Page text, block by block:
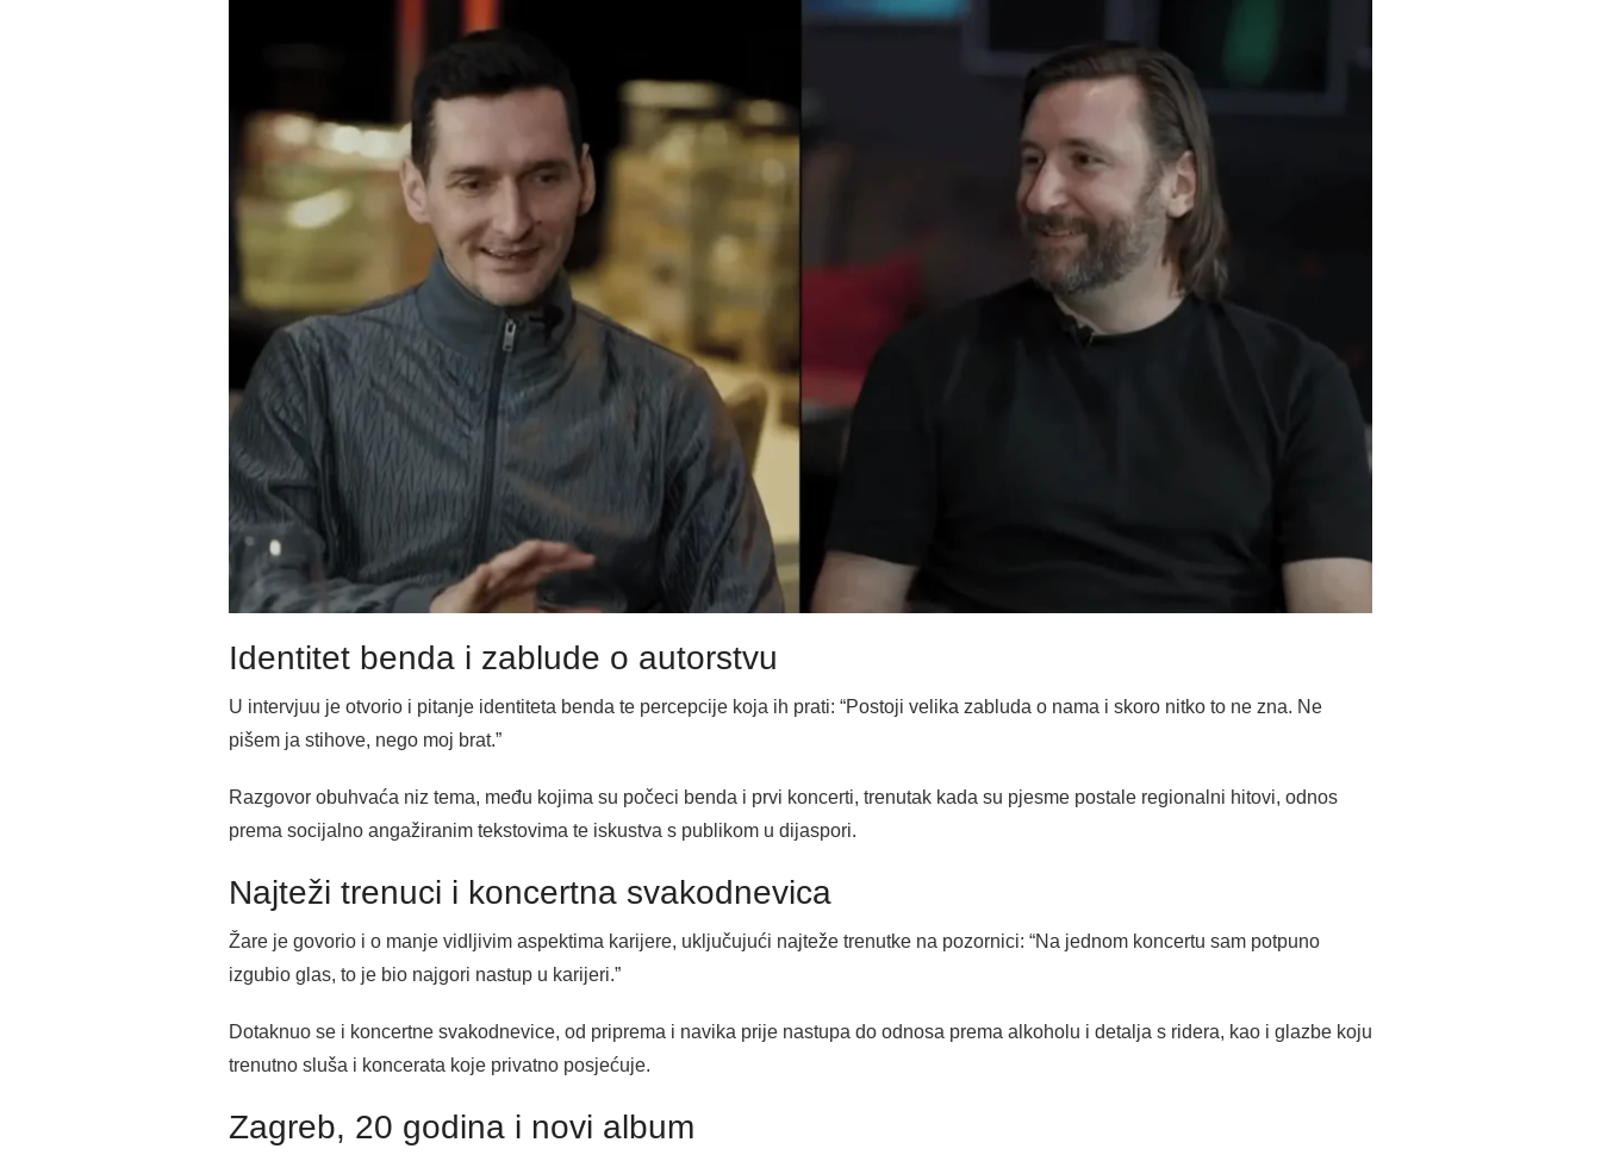
Identitet benda i zablude o autorstvu
U intervjuu je otvorio i pitanje identiteta benda te percepcije koja ih prati: “Postoji velika zabluda o nama i skoro nitko to ne zna. Ne
pišem ja stihove, nego moj brat.”
Razgovor obuhvaća niz tema, među kojima su počeci benda i prvi koncerti, trenutak kada su pjesme postale regionalni hitovi, odnos
prema socijalno angažiranim tekstovima te iskustva s publikom u dijaspori.
Najteži trenuci i koncertna svakodnevica
Žare je govorio i o manje vidljivim aspektima karijere, uključujući najteže trenutke na pozornici: “Na jednom koncertu sam potpuno
izgubio glas, to je bio najgori nastup u karijeri.”
Dotaknuo se i koncertne svakodnevice, od priprema i navika prije nastupa do odnosa prema alkoholu i detalja s ridera, kao i glazbe koju
trenutno sluša i koncerata koje privatno posjećuje.
Zagreb, 20 godina i novi album